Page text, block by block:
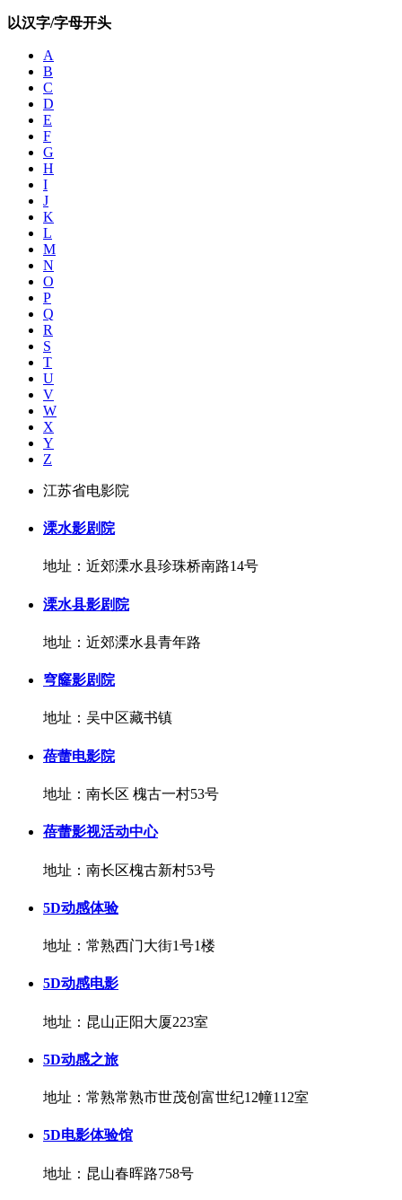
以汉字/字母开头
A
B
C
D
E
F
G
H
I
J
K
L
M
N
O
P
Q
R
S
T
U
V
W
X
Y
Z
江苏省电影院
溧水影剧院
地址：近郊溧水县珍珠桥南路14号
溧水县影剧院
地址：近郊溧水县青年路
穹窿影剧院
地址：吴中区藏书镇
蓓蕾电影院
地址：南长区 槐古一村53号
蓓蕾影视活动中心
地址：南长区槐古新村53号
5D动感体验
地址：常熟西门大街1号1楼
5D动感电影
地址：昆山正阳大厦223室
5D动感之旅
地址：常熟常熟市世茂创富世纪12幢112室
5D电影体验馆
地址：昆山春晖路758号